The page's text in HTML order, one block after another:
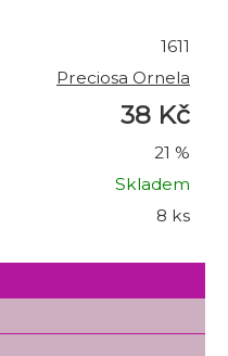
1611
Preciosa Ornela
38 Kč
21 %
Skladem
8 ks